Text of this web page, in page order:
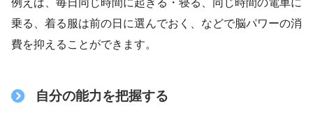
乗る、着る服は前の日に選んでおく、などで脳パワーの消
費を抑えることができます。
自分の能力を把握する